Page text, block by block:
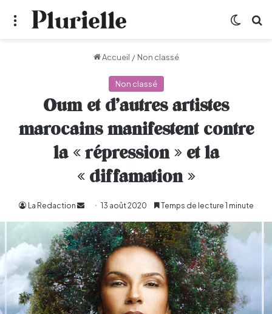
Menu
Accueil / Non classé
Non classé
Oum et d’autres artistes
marocains manifestent contre
la « répression » et la
« diffamation »
La Redaction
Envoyer
un
courriel
13 août 2020 Temps de lecture 1 minute